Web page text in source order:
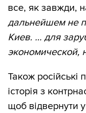
все, як завжди,
дальнейшем не
Киев. … для
экономической,
Також
історія з
щоб відвернути